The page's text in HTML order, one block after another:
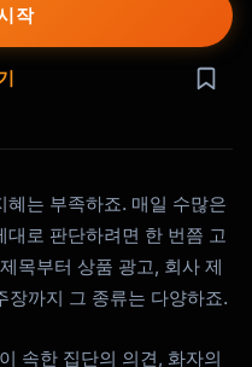
작
는 부족하죠. 매일 수많은
로 판단하려면 한 번쯤 고
목부터 상품 광고, 회사 제
장까지 그 종류는 다양하죠.
속한 집단의 의견, 화자의